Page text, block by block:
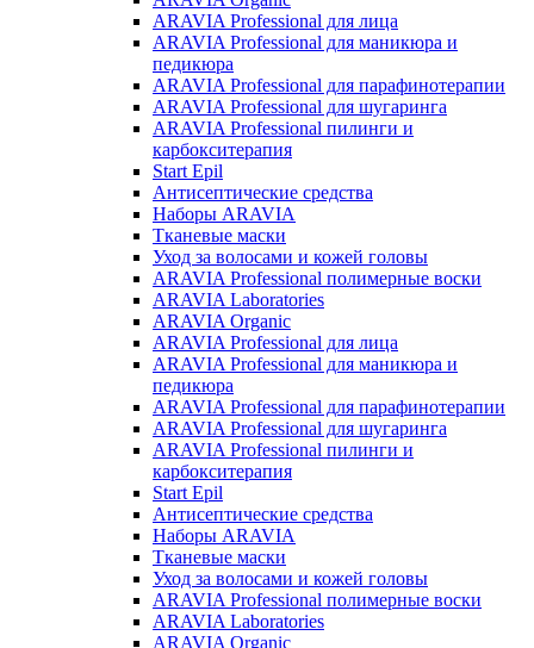
ARAVIA Professional для лица
ARAVIA Professional для маникюра и
педикюра
ARAVIA Professional для парафинотерапии
ARAVIA Professional для шугаринга
ARAVIA Professional пилинги и
карбокситерапия
Start Epil
Антисептические средства
Наборы ARAVIA
Тканевые маски
Уход за волосами и кожей головы
ARAVIA Professional полимерные воски
ARAVIA Laboratories
ARAVIA Organic
ARAVIA Professional для лица
ARAVIA Professional для маникюра и
педикюра
ARAVIA Professional для парафинотерапии
ARAVIA Professional для шугаринга
ARAVIA Professional пилинги и
карбокситерапия
Start Epil
Антисептические средства
Наборы ARAVIA
Тканевые маски
Уход за волосами и кожей головы
ARAVIA Professional полимерные воски
ARAVIA Laboratories
ARAVIA Organic